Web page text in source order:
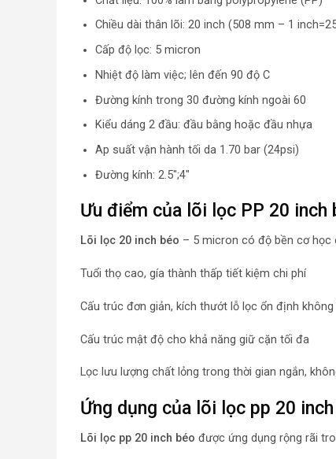
Chiều dài thân lõi: 20 inch (508 mm – 1
Cấp độ lọc: 5 micron
Nhiệt độ làm việc; lên đến 90 độ C
Đường kính trong 30 đường kính ngoài 60
Kiểu dáng 2 đầu: đầu bằng hoặc đầu nhựa
Ap suất vận hành tối da 1.70 bar (24psi)
Đường kính: 2.5″;4″
Ưu điểm của lõi lọc PP 20 inch
Lõi lọc 20 inch béo – 5 micron có độ bền cơ học
Tuổi thọ cao, gía thành thấp tiết kiệm chi phí
Cấu trúc đơn giản, kích thướt lỗ lọc ổn định không
Cấu trúc mật độ cho khả năng giữ cặn tối đa
Lọc lưu lượng chất lỏng trong thời gian ngắn,
Ứng dụng của lõi lọc pp 20
Lõi lọc pp 20 inch béo được ứng dụng rộng rãi